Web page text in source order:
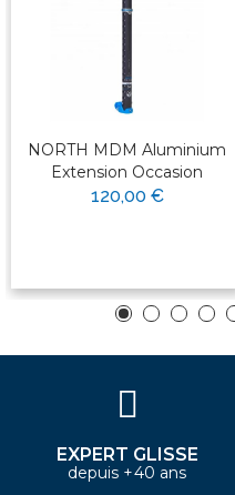
NORTH MDM Aluminium
Extension Occasion
120,00 €
EXPERT GLISSE
depuis +40 ans